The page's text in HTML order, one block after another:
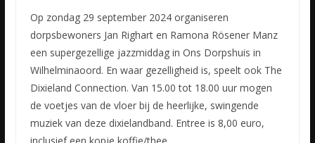
Op zondag 29 september 2024 organiseren
dorpsbewoners Jan Righart en Ramona Rösener Manz
een supergezellige jazzmiddag in Ons Dorpshuis in
Wilhelminaoord. En waar gezelligheid is, speelt ook The
Dixieland Connection. Van 15.00 tot 18.00 uur mogen
de voetjes van de vloer bij de heerlijke, swingende
muziek van deze dixielandband. Entree is 8,00 euro,